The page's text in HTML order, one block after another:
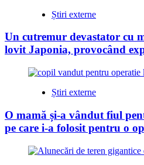
Știri externe
Un cutremur devastator cu
lovit Japonia, provocând
Știri externe
O mamă și-a vândut fiul
pe care i-a folosit pentru o